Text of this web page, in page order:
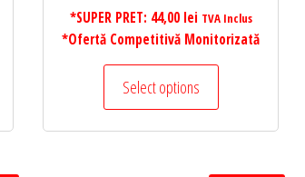
*SUPER PRET: 44,00 lei TVA Inclus
*Ofertă Competitivă Monitorizată
Select options